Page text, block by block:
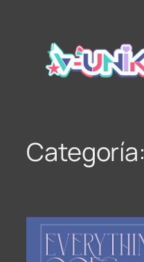
contenido
Categoría: